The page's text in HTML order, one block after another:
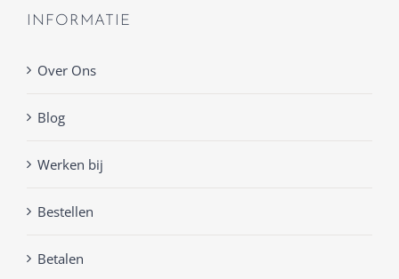
INFORMATIE
Over Ons
Blog
Werken bij
Bestellen
Betalen